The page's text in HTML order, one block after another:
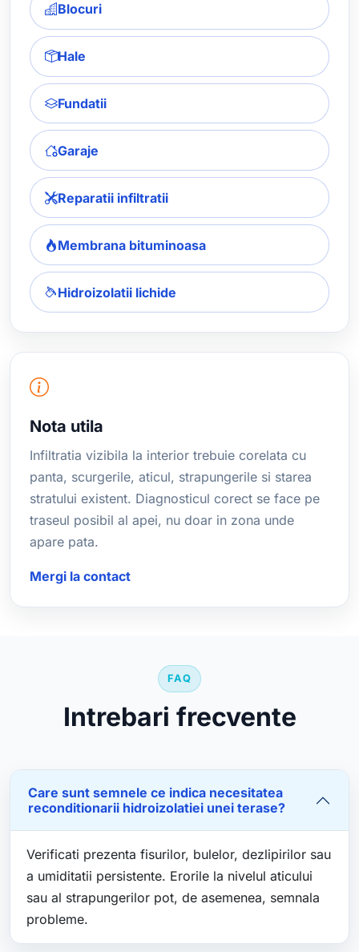
Blocuri
Hale
Fundatii
Garaje
Reparatii infiltratii
Membrana bituminoasa
Hidroizolatii lichide
Nota utila
Infiltratia vizibila la interior trebuie corelata cu
panta, scurgerile, aticul, strapungerile si starea
stratului existent. Diagnosticul corect se face pe
traseul posibil al apei, nu doar in zona unde
apare pata.
Mergi la contact
FAQ
Intrebari frecvente
Care sunt semnele ce indica necesitatea
reconditionarii hidroizolatiei unei terase?
Verificati prezenta fisurilor, bulelor, dezlipirilor sau
a umiditatii persistente. Erorile la nivelul aticului
sau al strapungerilor pot, de asemenea, semnala
probleme.